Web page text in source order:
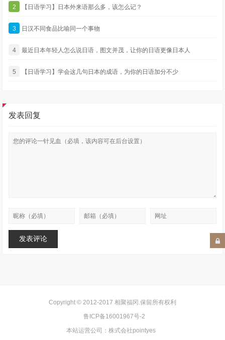
2 【日语学习】日本外来语那么多，该怎么记？
3 日汉不同食品比喻同一个事物
4 最近日本年轻人怎么说日语，图文并茂，让你的日语更像日本人
5 【日语学习】学会这几句日本的成语，为你的日语加分不少
发表回复
Copyright © 2012-2017 相聚福冈 .保留所有权利
鲁ICP备16001967号-2
本站运营公司： 株式会社pointyes